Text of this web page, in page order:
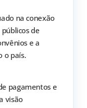
na conexão
de
e a
o país.
pagamentos e
visão